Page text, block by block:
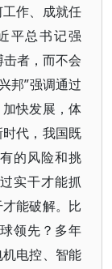
作、成就任
平总书记强
者，而不会
邦”强调通过
快发展，体
代，我国既
的风险和挑
实干才能抓
能破解。比
领先？多年
电控、智能